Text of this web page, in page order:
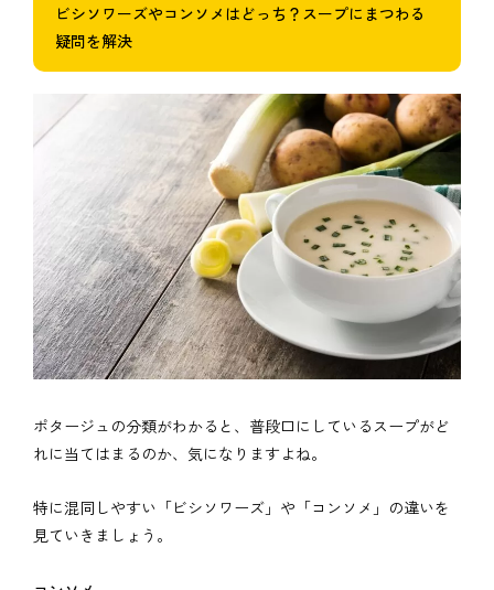
ビシソワーズやコンソメはどっち？スープにまつわる
疑問を解決
ポタージュの分類がわかると、普段口にしているスープがど
れに当てはまるのか、気になりますよね。
特に混同しやすい「ビシソワーズ」や「コンソメ」の違いを
見ていきましょう。